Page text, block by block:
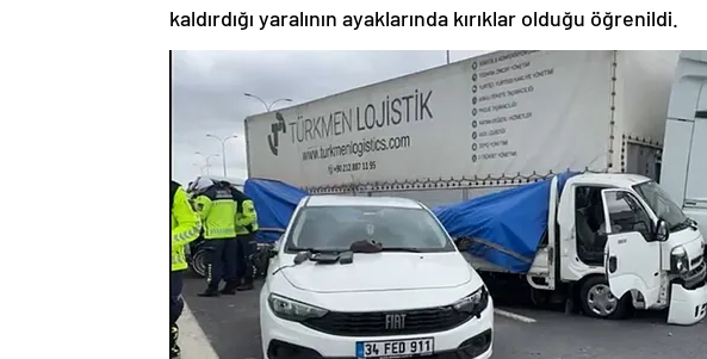
kaldırdığı yaralının ayaklarında kırıklar olduğu öğrenildi.